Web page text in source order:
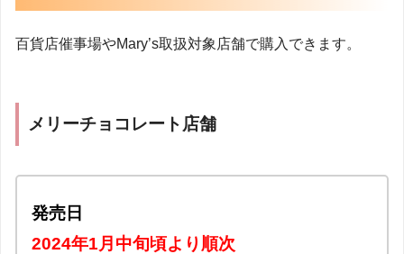
百貨店催事場やMary’s取扱対象店舗で購入できます。
メリーチョコレート店舗
発売日
2024年1月中旬頃より順次